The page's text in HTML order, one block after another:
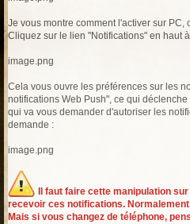
Je vous montre comment l'activer sur
Cliquez sur le lien "Notifications" en haut
image.png
Cela vous ouvre les préférences sur les
notifications Web Push", ce qui
qui va vous demander d'autoriser les
demande :
image.png
Il faut faire cette manipulation
recevoir ces notifications.
Mais si vous changez de téléphone,